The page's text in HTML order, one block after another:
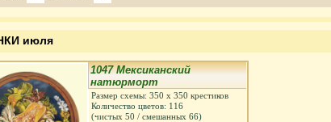
июля
1047 Мексиканский
натюрморт
Размер схемы: 350 х 350 крестиков
Количество цветов: 116
(чистых 50 / смешанных 66)